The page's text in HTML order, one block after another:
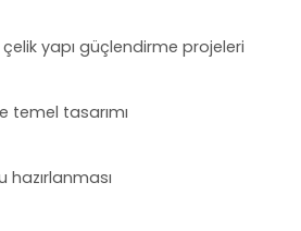
yapı güçlendirme projeleri
temel tasarımı